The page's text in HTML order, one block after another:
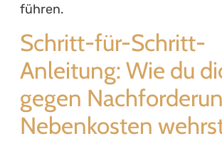
führen.
Schritt-für-Schritt-
Anleitung: Wie du
gegen
Nebenkosten